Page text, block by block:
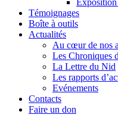
Témoignages
Boîte à outils
Actualités
Au cœur de nos
Les Chroniques
La Lettre du Nid
Les rapports
Evénements
Contacts
Faire un don